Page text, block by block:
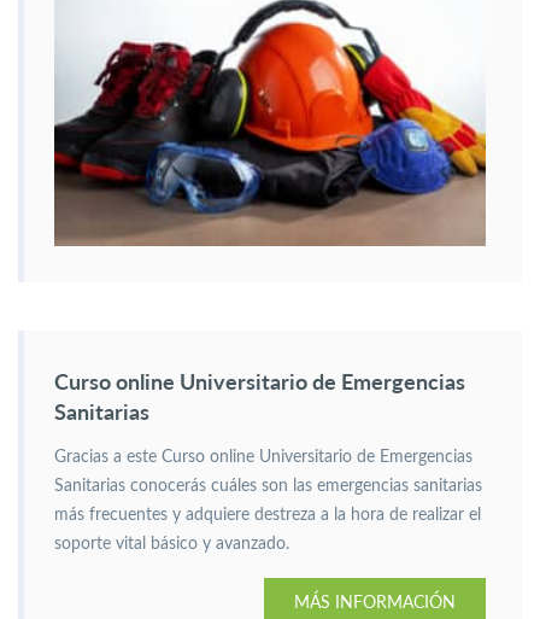
Curso online Universitario de Emergencias
Sanitarias
Gracias a este Curso online Universitario de Emergencias
Sanitarias conocerás cuáles son las emergencias sanitarias
más frecuentes y adquiere destreza a la hora de realizar el
soporte vital básico y avanzado.
MÁS INFORMACIÓN